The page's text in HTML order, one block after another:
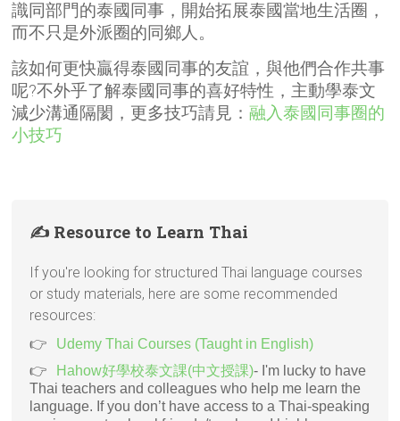
識同部門的泰國同事，開始拓展泰國當地生活圈，
而不只是外派圈的同鄉人。
該如何更快贏得泰國同事的友誼，與他們合作共事
呢?不外乎了解泰國同事的喜好特性，主動學泰文
減少溝通隔閡，更多技巧請見：融入泰國同事圈的
小技巧
✍️ Resource to Learn Thai
If you're looking for structured Thai language courses
or study materials, here are some recommended
resources:
Udemy Thai Courses (Taught in English)
Hahow好學校泰文課(中文授課)- I'm lucky to have
Thai teachers and colleagues who help me learn the
language. If you don’t have access to a Thai-speaking